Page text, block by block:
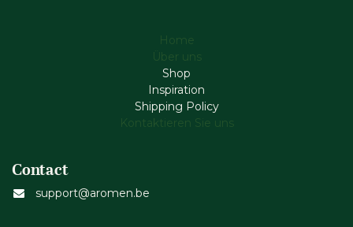
Home
Über uns
Shop
Inspiration
Shipping Policy
Kontaktieren Sie uns
Contact
support@aromen.be